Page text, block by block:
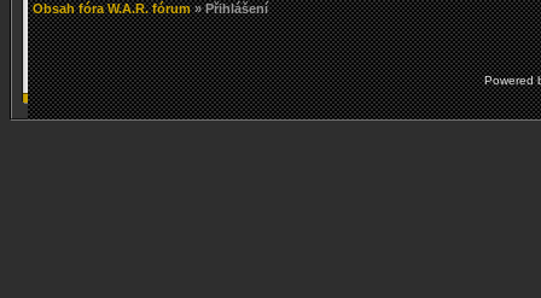
Obsah fóra W.A.R. fórum» Přihlášení
Powered